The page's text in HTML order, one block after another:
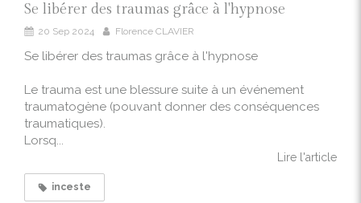
Se libérer des traumas grâce à l'hypnose
20 Sep 2024 Florence CLAVIER
Se libérer des traumas grâce à l'hypnose
Le trauma est une blessure suite à un événement
traumatogène (pouvant donner des conséquences
traumatiques).
Lorsq...
Lire l'article
inceste